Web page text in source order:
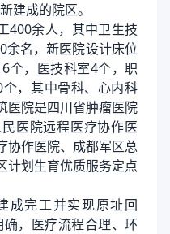
建成的院区。
400余人，其中卫生技
余名，新医院设计床位
个，医技科室4个，职
，其中骨科、心内科
医院是四川省肿瘤医院
医院远程医疗协作医
协作医院、成都军区总
计划生育优质服务定点
成完工并实现原址回
，医疗流程合理、环